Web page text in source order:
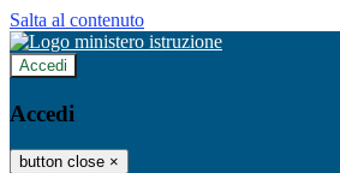
Salta al contenuto
Accedi
Accedi
button close ×